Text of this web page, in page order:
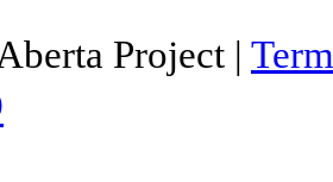
Project |